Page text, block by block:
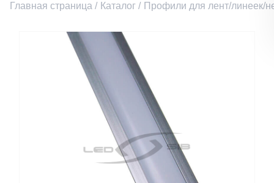
Главная страница / Каталог / Профили для лент/линеек/